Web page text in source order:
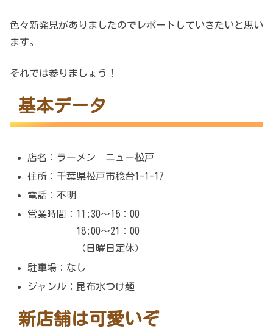
色々新発見がありましたのでレポートしていきたいと思い
ます。
それでは参りましょう！
基本データ
店名：ラーメン ニュー松戸
住所：千葉県松戸市稔台1-1-17
電話：不明
営業時間：11:30～15：00
18:00～21：00
（日曜日定休）
駐車場：なし
ジャンル：昆布水つけ麺
新店舗は可愛いぞ